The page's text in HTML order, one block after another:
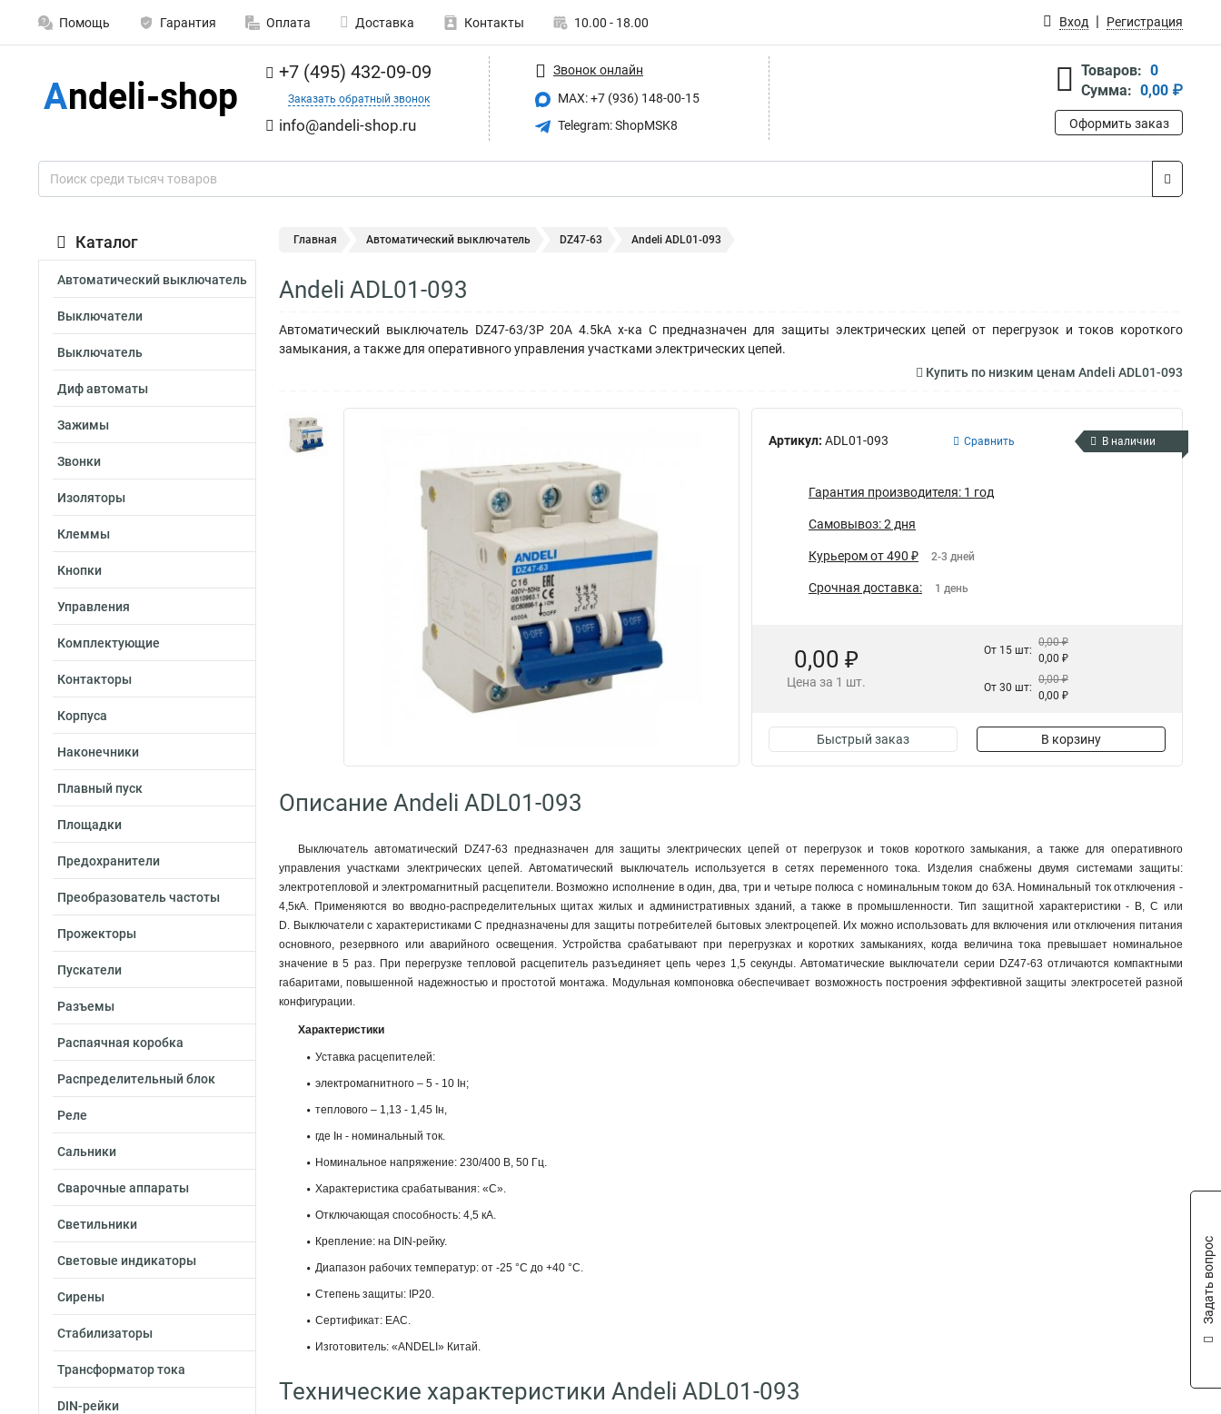
Помощь Гарантия Оплата Доставка Контакты 10.00 - 18.00 Вход Регистрация
+7 (495) 432-09-09
Заказать обратный звонок
info@andeli-shop.ru
Звонок онлайн
MAX: +7 (936) 148-00-15
Telegram: ShopMSK8
Товаров: 0
Сумма: 0,00 ₽
Оформить заказ
Каталог
Автоматический выключатель
Выключатели
Выключатель
Диф автоматы
Зажимы
Звонки
Изоляторы
Клеммы
Кнопки
Управления
Комплектующие
Контакторы
Корпуса
Наконечники
Плавный пуск
Площадки
Предохранители
Преобразователь частоты
Прожекторы
Пускатели
Разъемы
Распаячная коробка
Распределительный блок
Реле
Сальники
Сварочные аппараты
Светильники
Световые индикаторы
Сирены
Стабилизаторы
Трансформатор тока
DIN-рейки
Главная Автоматический выключатель DZ47-63 Andeli ADL01-093
Andeli ADL01-093
Автоматический выключатель DZ47-63/3P 20A 4.5kA х-ка C предназначен для защиты электрических цепей от перегрузок и токов короткого
замыкания, а также для оперативного управления участками электрических цепей.
Купить по низким ценам Andeli ADL01-093
Артикул: ADL01-093 Сравнить В наличии
Гарантия производителя: 1 год
Самовывоз: 2 дня
Курьером от 490 ₽ 2-3 дней
Срочная доставка: 1 день
0,00 ₽
Цена за 1 шт.
От 15 шт:
0,00 ₽
0,00 ₽
От 30 шт:
0,00 ₽
0,00 ₽
Быстрый заказ В корзину
Описание Andeli ADL01-093
Выключатель автоматический DZ47-63 предназначен для защиты электрических цепей от перегрузок и токов короткого замыкания, а также для оперативного
управления участками электрических цепей. Автоматический выключатель используется в сетях переменного тока. Изделия снабжены двумя системами защиты:
электротепловой и электромагнитный расцепители. Возможно исполнение в один, два, три и четыре полюса с номинальным током до 63А. Номинальный ток отключения -
4,5кА. Применяются во вводно-распределительных щитах жилых и административных зданий, а также в промышленности. Тип защитной характеристики - В, С или
D. Выключатели с характеристиками C предназначены для защиты потребителей бытовых электроцепей. Их можно использовать для включения или отключения питания
основного, резервного или аварийного освещения. Устройства срабатывают при перегрузках и коротких замыканиях, когда величина тока превышает номинальное
значение в 5 раз. При перегрузке тепловой расцепитель разъединяет цепь через 1,5 секунды. Автоматические выключатели серии DZ47-63 отличаются компактными
габаритами, повышенной надежностью и простотой монтажа. Модульная компоновка обеспечивает возможность построения эффективной защиты электросетей разной
конфигурации.
Характеристики
Уставка расцепителей:
электромагнитного – 5 - 10 Iн;
теплового – 1,13 - 1,45 Iн,
где Iн - номинальный ток.
Номинальное напряжение: 230/400 В, 50 Гц.
Характеристика срабатывания: «С».
Отключающая способность: 4,5 кА.
Крепление: на DIN-рейку.
Диапазон рабочих температур: от -25 °С до +40 °С.
Степень защиты: IP20.
Сертификат: ЕАС.
Изготовитель: «ANDELI» Китай.
Технические характеристики Andeli ADL01-093
Задать вопрос